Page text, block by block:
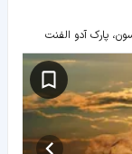
پارک آدو الفنت